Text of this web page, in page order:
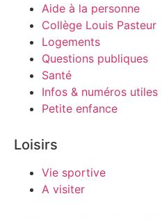
Aide à la personne
Collège Louis Pasteur
Logements
Questions publiques
Santé
Infos & numéros utiles
Petite enfance
Loisirs
Vie sportive
A visiter